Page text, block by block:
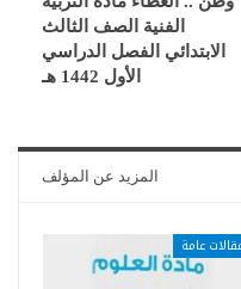
الفنية الصف الثالث
الابتدائي الفصل الدراسي
الأول 1442 هـ
المزيد عن المؤلف
عامة